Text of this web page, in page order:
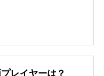
レイヤーは？